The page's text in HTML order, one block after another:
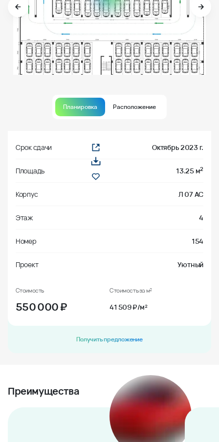
Планировка Расположение
Срок сдачи Октябрь 2023 г.
Площадь 13.25 м2
Корпус Л 07 АС
Этаж 4
Номер 154
Проект Уютный
Стоимость
550 000₽
Стоимость за м²
41 509 ₽/м²
Получить предложение
Преимущества